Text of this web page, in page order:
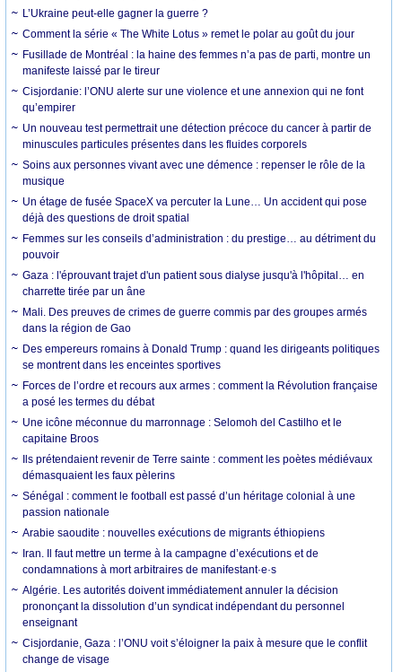
L’Ukraine peut-elle gagner la guerre ?
Comment la série « The White Lotus » remet le polar au goût du jour
Fusillade de Montréal : la haine des femmes n’a pas de parti, montre un
manifeste laissé par le tireur
Cisjordanie: l’ONU alerte sur une violence et une annexion qui ne font
qu’empirer
Un nouveau test permettrait une détection précoce du cancer à partir de
minuscules particules présentes dans les fluides corporels
Soins aux personnes vivant avec une démence : repenser le rôle de la
musique
Un étage de fusée SpaceX va percuter la Lune… Un accident qui pose
déjà des questions de droit spatial
Femmes sur les conseils d’administration : du prestige… au détriment du
pouvoir
Gaza : l'éprouvant trajet d'un patient sous dialyse jusqu'à l'hôpital… en
charrette tirée par un âne
Mali. Des preuves de crimes de guerre commis par des groupes armés
dans la région de Gao
Des empereurs romains à Donald Trump : quand les dirigeants politiques
se montrent dans les enceintes sportives
Forces de l’ordre et recours aux armes : comment la Révolution française
a posé les termes du débat
Une icône méconnue du marronnage : Selomoh del Castilho et le
capitaine Broos
Ils prétendaient revenir de Terre sainte : comment les poètes médiévaux
démasquaient les faux pèlerins
Sénégal : comment le football est passé d’un héritage colonial à une
passion nationale
Arabie saoudite : nouvelles exécutions de migrants éthiopiens
Iran. Il faut mettre un terme à la campagne d’exécutions et de
condamnations à mort arbitraires de manifestant·e·s
Algérie. Les autorités doivent immédiatement annuler la décision
prononçant la dissolution d’un syndicat indépendant du personnel
enseignant
Cisjordanie, Gaza : l’ONU voit s’éloigner la paix à mesure que le conflit
change de visage